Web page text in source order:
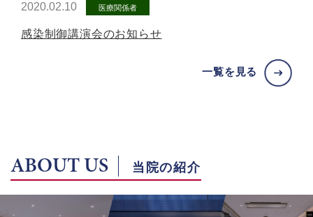
2020.02.10 医療関係者
感染制御講演会のお知らせ
一覧を見る
ABOUT US 当院の紹介